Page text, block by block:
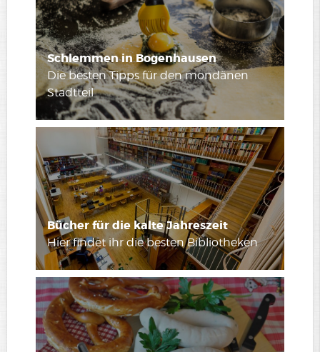
Schlemmen in Bogenhausen
Die besten Tipps für den mondänen
Stadtteil
Bücher für die kalte Jahreszeit
Hier findet ihr die besten Bibliotheken